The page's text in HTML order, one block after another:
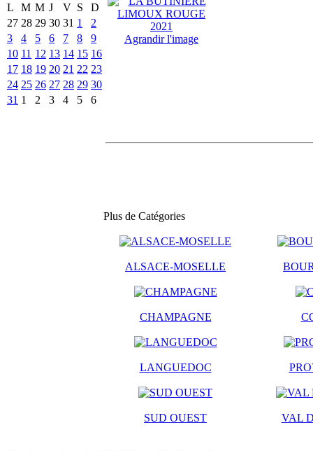
L
M M J V S
D
27 28 29 30 31 1
2
3
4 5 6 7 8
9
10 11 12 13 14 15 16
17 18 19 20 21 22 23
24 25 26 27 28 29 30
31 1 2 3 4 5 6
Agrandir l'image
Plus de Catégories
ALSACE-MOSELLE
CHAMPAGNE
LANGUEDOC
SUD OUEST VAL